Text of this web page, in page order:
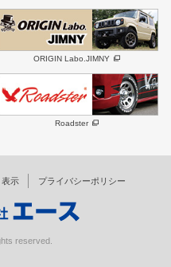
三菱
リカ D:5
汎用
アゲート
メンテナンスパーツ
DAYTONA-RS NEO
イパーガード
ORIGIN Labo.JIMNY
Roadster
表示 プライバシーポリシー
reserved.